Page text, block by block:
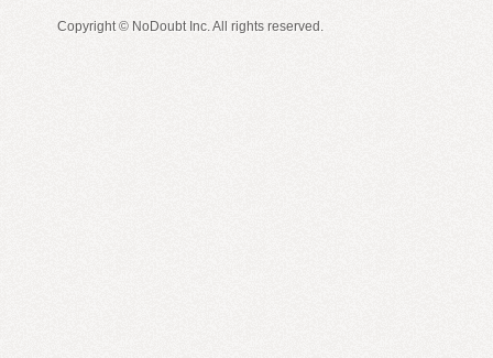
Copyright © NoDoubt Inc. All rights reserved.